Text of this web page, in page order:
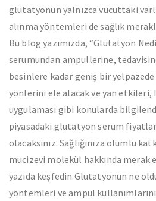
glutatyonun yalnızca vücuttaki
alınma yöntemleri de sağlık
Bu blog yazımızda, “Glutatyon
serumundan ampullerine,
besinlere kadar geniş bir
yönlerini ele alacak ve yan etkileri,
uygulaması gibi konularda
piyasadaki glutatyon serum
olacaksınız. Sağlığınıza olumlu
mucizevi molekül hakkında merak
yazıda keşfedin.Glutatyonun ne
yöntemleri ve ampul